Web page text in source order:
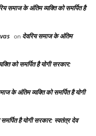
समाज के अंतिम व्यक्ति को समर्पित है
on देवरिय समाज के अंतिम
को समर्पित है योगी सरकार:
के अंतिम व्यक्ति को समर्पित है योगी
है योगी सरकार: स्वतंत्र देव